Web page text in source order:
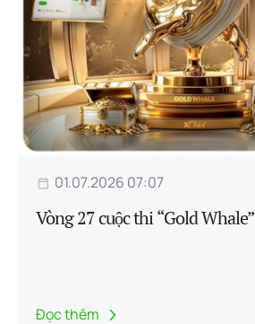
01.07.2026 07:07
Vòng 27 cuộc thi “Gold Whale”
Đọc thêm